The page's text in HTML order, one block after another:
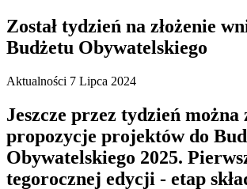
Został tydzień na złożenie
Budżetu Obywatelskiego
Aktualności 7 Lipca 2024
Jeszcze przez tydzień można
propozycje projektów do
Obywatelskiego 2025.
tegorocznej edycji - etap